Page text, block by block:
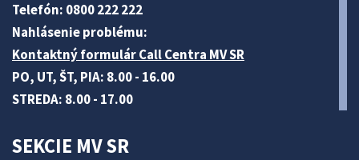
Telefón: 0800 222 222
Nahlásenie problému:
Kontaktný formulár Call Centra MV SR
PO, UT, ŠT, PIA: 8.00 - 16.00
STREDA: 8.00 - 17.00
SEKCIE MV SR